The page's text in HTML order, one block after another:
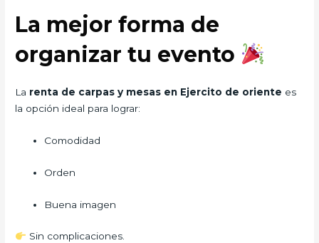
La mejor forma de
organizar tu evento
La renta de carpas y mesas en Ejercito de oriente es
la opción ideal para lograr:
Comodidad
Orden
Buena imagen
Sin complicaciones.